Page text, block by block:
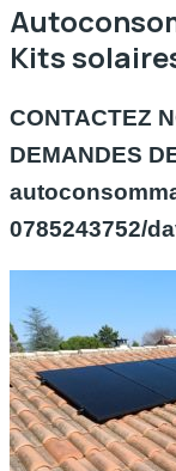
Kits
CONTACTEZ
DEMANDES
0785243752/